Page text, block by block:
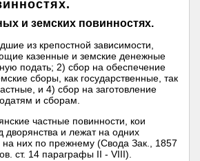
и земских повинностях.
из крепостной зависимости,
казенные и земские денежные
подать; 2) сбор на обеспечение
сборы, как государственные, так
и 4) сбор на заготовление
и сборам.
частные повинности, кои
дворянства и лежат на одних
них по прежнему (Свода Зак., 1857
ст. 14 параграфы II - VIII).